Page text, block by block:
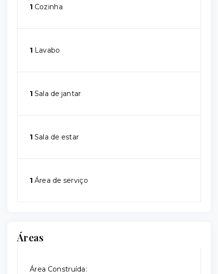
1 Cozinha
1 Lavabo
1 Sala de jantar
1 Sala de estar
1 Área de serviço
Áreas
Área Construída: